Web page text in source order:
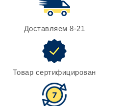
Доставляем 8-21
Товар сертифицирован